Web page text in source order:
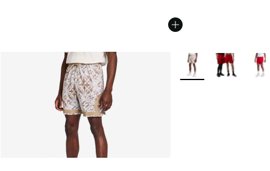
Plus de couleurs